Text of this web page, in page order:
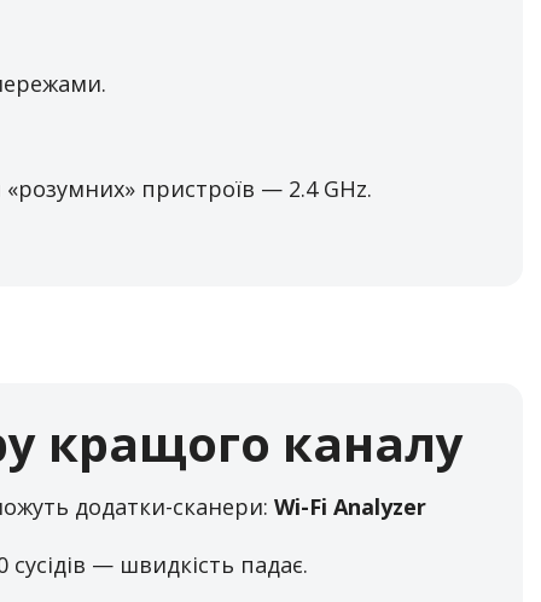
пристроїв — 2.4 GHz.
кращого каналу
додатки-сканери: Wi-Fi Analyzer
— швидкість падає.